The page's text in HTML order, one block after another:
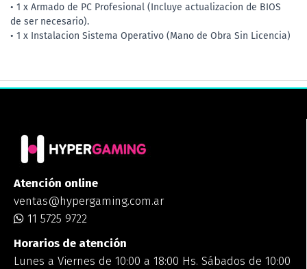
• 1 x Armado de PC Profesional (Incluye actualizacion de BIOS
de ser necesario).
• 1 x Instalacion Sistema Operativo (Mano de Obra Sin Licencia)
Atención online
ventas@hypergaming.com.ar
11 5725 9722
Horarios de atención
Lunes a Viernes de 10:00 a 18:00 Hs. Sábados de 10:00